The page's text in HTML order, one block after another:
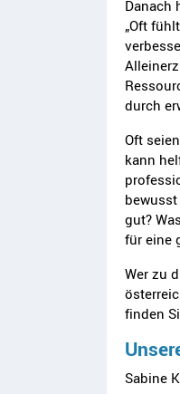
Danach
„Oft
durch
Oft
kann
gut?
für eine
Wer zu
finden
Sabine